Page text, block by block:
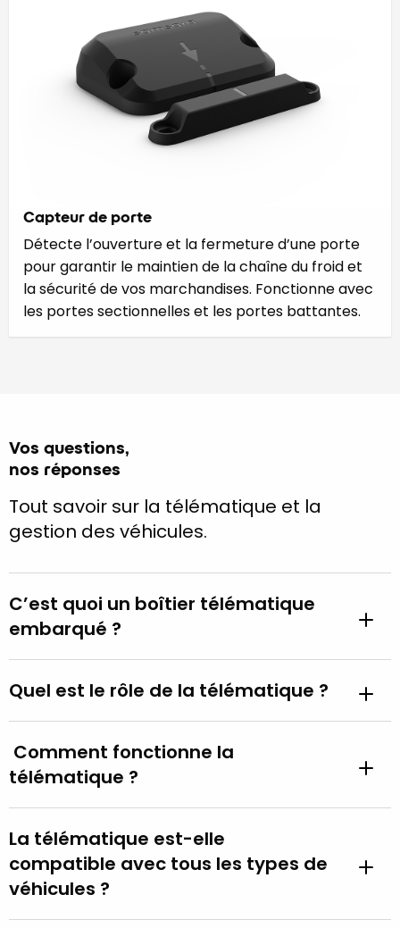
Capteur de porte
Détecte l’ouverture et la fermeture d’une porte
pour garantir le maintien de la chaîne du froid et
la sécurité de vos marchandises. Fonctionne avec
les portes sectionnelles et les portes battantes.
Vos questions,
nos réponses
Tout savoir sur la télématique et la
gestion des véhicules.
C’est quoi un boîtier télématique
embarqué ?
Quel est le rôle de la télématique ?
Comment fonctionne la
télématique ?
La télématique est-elle
compatible avec tous les types de
véhicules ?